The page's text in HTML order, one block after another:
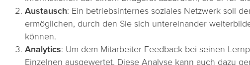
Austausch: Ein betriebsinternes soziales Netzwerk soll
ermöglichen, durch den Sie sich untereinander
können.
Analytics: Um dem Mitarbeiter Feedback bei seinen
Einzelnen ausgewertet. Diese Analyse kann auch dazu